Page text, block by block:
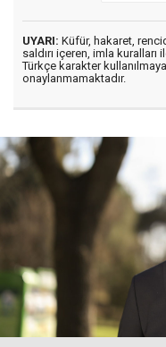
UYARI: Küfür, hakaret,
saldırı içeren, imla kuralları
Türkçe karakter
onaylanmamaktadır.